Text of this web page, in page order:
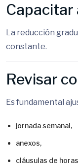
Capacitar
La reducción
constante.
Revisar
Es fundamental
jornada semanal,
anexos,
cláusulas de